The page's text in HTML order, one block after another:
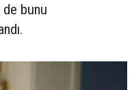
de bunu